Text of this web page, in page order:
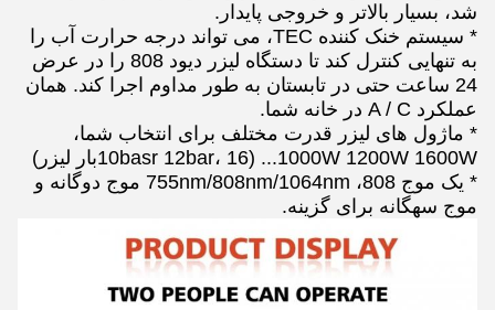
شد، بسیار بالاتر و خروجی پایدار.
* سیستم خنک کننده TEC، می تواند درجه حرارت آب را
به تنهایی کنترل کند تا دستگاه لیزر دیود 808 را در عرض
24 ساعت حتی در تابستان به طور مداوم اجرا کند. همان
عملکرد A / C در خانه شما.
* ماژول های لیزر قدرت مختلف برای انتخاب شما،
1000W 1200W 1600W... (10basr 12bar، 16بار لیزر)
* یک موج 808، 755nm/808nm/1064nm موج دوگانه و
موج سهگانه برای گزینه.